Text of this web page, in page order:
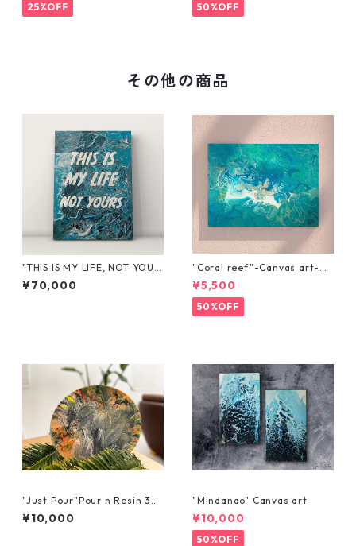
25%OFF 50%OFF
その他の商品
"THIS IS MY LIFE, NOT YOUR
S"
¥70,000
"Coral reef"-Canvas art-4
0x32
¥5,500
50%OFF
"Just Pour"Pour n Resin 30
cm x 30cm
¥10,000
"Mindanao" Canvas art
¥10,000
50%OFF